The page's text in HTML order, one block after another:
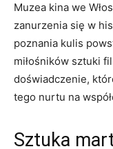
Muzea ‌kina we
zanurzenia się w
poznania kulis
miłośników sztuki
doświadczenie,
tego nurtu ​na⁣
Sztuka